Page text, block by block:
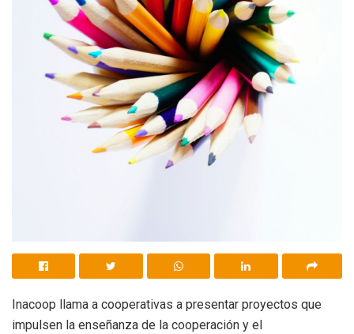
Inacoop llama a cooperativas a presentar proyectos que
impulsen la enseñanza de la cooperación y el